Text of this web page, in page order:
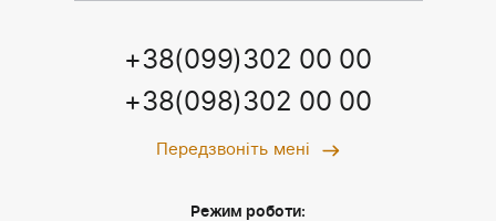
+38(099)302 00 00
+38(098)302 00 00
Передзвоніть мені
Режим роботи: